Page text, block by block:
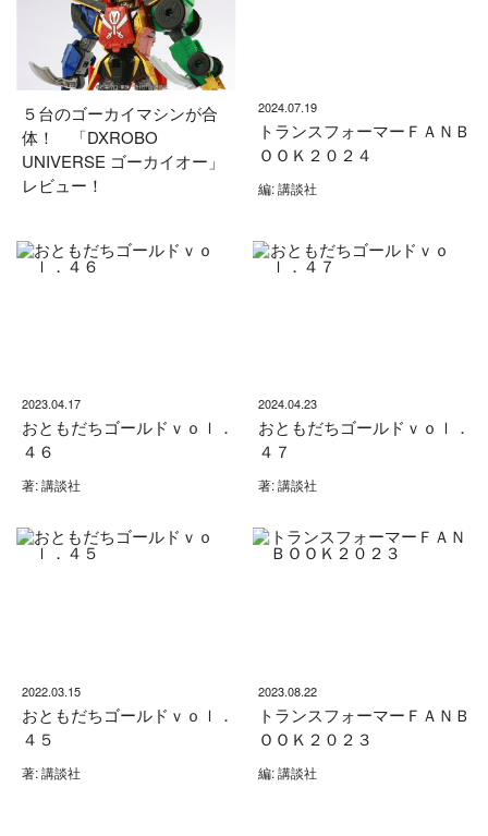
５台のゴーカイマシンが合
体！ 「DXROBO
UNIVERSE ゴーカイオー」
レビュー！
2024.07.19
トランスフォーマーＦＡＮＢ
ＯＯＫ２０２４
編: 講談社
2023.04.17
おともだちゴールドｖｏｌ．
４６
著: 講談社
2024.04.23
おともだちゴールドｖｏｌ．
４７
著: 講談社
2022.03.15
おともだちゴールドｖｏｌ．
４５
著: 講談社
2023.08.22
トランスフォーマーＦＡＮＢ
ＯＯＫ２０２３
編: 講談社